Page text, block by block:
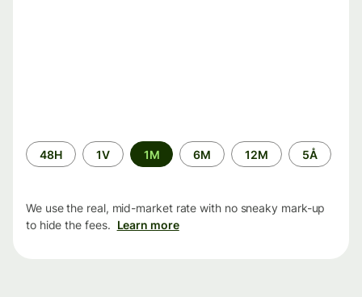
Time
period
48H 1V 1M 6M 12M 5Å
We use the real, mid-market rate with no sneaky mark-up
to hide the fees. Learn more